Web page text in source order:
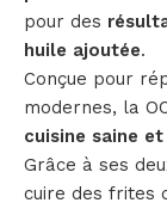
pour des
huile ajoutée.
Conçue pour
modernes, la
cuisine saine
Grâce à ses
cuire des frites